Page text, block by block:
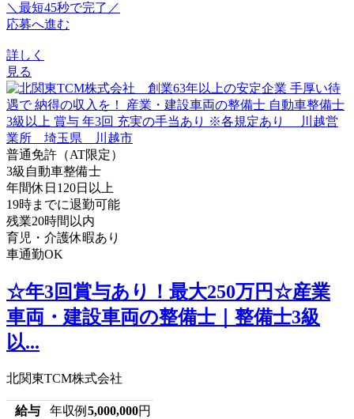
＼最短45秒で完了／
応募へ進む
詳しく
見る
普通免許（AT限定）
3級自動車整備士
年間休日120日以上
19時までに退勤可能
残業20時間以内
育児・介護休暇あり
車通勤OK
☆年3回賞与あり！最大250万円☆産業
車両・建設車両の整備士｜整備士3級
以...
北関東TCM株式会社
給与 年収例 5,000,000円